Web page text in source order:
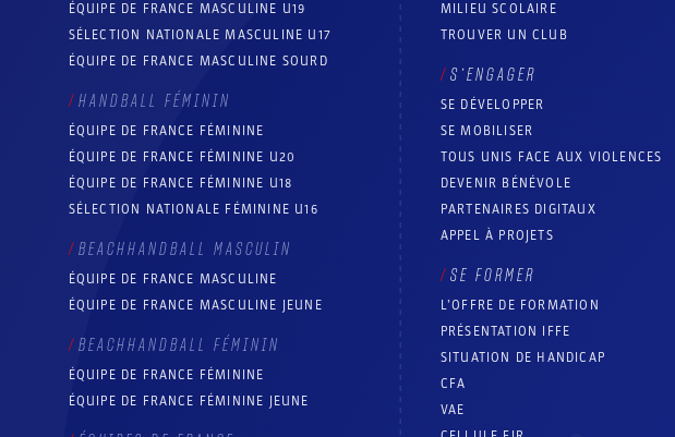
ÉQUIPE DE FRANCE MASCULINE U19
SÉLECTION NATIONALE MASCULINE U17
ÉQUIPE DE FRANCE MASCULINE SOURD
HANDBALL FÉMININ
ÉQUIPE DE FRANCE FÉMININE
ÉQUIPE DE FRANCE FÉMININE U20
ÉQUIPE DE FRANCE FÉMININE U18
SÉLECTION NATIONALE FÉMININE U16
BEACHHANDBALL MASCULIN
ÉQUIPE DE FRANCE MASCULINE
ÉQUIPE DE FRANCE MASCULINE JEUNE
BEACHHANDBALL FÉMININ
ÉQUIPE DE FRANCE FÉMININE
ÉQUIPE DE FRANCE FÉMININE JEUNE
MILIEU SCOLAIRE
TROUVER UN CLUB
S’ENGAGER
SE DÉVELOPPER
SE MOBILISER
TOUS UNIS FACE AUX VIOLENCES
DEVENIR BÉNÉVOLE
PARTENAIRES DIGITAUX
APPEL À PROJETS
SE FORMER
L’OFFRE DE FORMATION
PRÉSENTATION IFFE
SITUATION DE HANDICAP
CFA
VAE